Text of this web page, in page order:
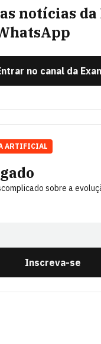
notícias da
no canal da
sobre a
Inscreva-se
ARTIFICIAL